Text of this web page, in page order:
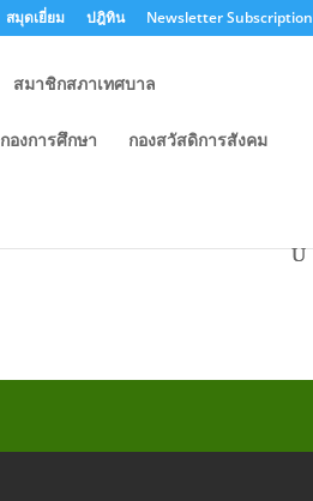
สมุดเยี่ยม ปฎิทิน Newsletter Subscription
สมาชิกสภาเทศบาล
กองการศึกษา กองสวัสดิการสังคม